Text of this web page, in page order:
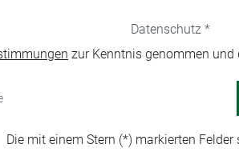
Datenschutz *
zur Kenntnis genommen und
Die mit einem Stern (*) markierten